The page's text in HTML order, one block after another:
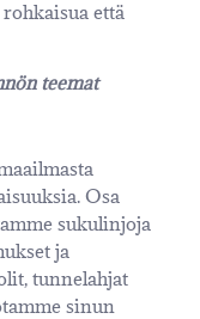
että
teemat
Osa
sukulinjoja
ja
tunnelahjat
sinun